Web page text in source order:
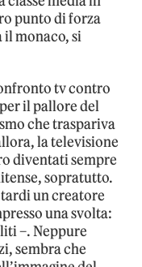
punto di forza
il monaco, si
tv contro
il pallore del
che traspariva
la televisione
diventati sempre
sopratutto.
un creatore
una svolta:
–. Neppure
sembra che